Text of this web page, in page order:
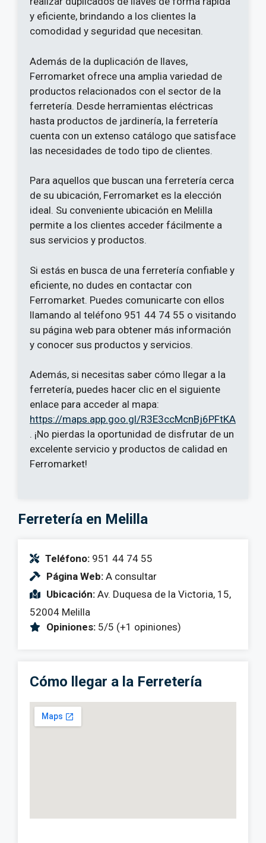
y eficiente, brindando a los clientes la
comodidad y seguridad que necesitan.
Además de la duplicación de llaves,
Ferromarket ofrece una amplia variedad de
productos relacionados con el sector de la
ferretería. Desde herramientas eléctricas
hasta productos de jardinería, la ferretería
cuenta con un extenso catálogo que satisface
las necesidades de todo tipo de clientes.
Para aquellos que buscan una ferretería cerca
de su ubicación, Ferromarket es la elección
ideal. Su conveniente ubicación en Melilla
permite a los clientes acceder fácilmente a
sus servicios y productos.
Si estás en busca de una ferretería confiable y
eficiente, no dudes en contactar con
Ferromarket. Puedes comunicarte con ellos
llamando al teléfono 951 44 74 55 o visitando
su página web para obtener más información
y conocer sus productos y servicios.
Además, si necesitas saber cómo llegar a la
ferretería, puedes hacer clic en el siguiente
enlace para acceder al mapa:
https://maps.app.goo.gl/R3E3ccMcnBj6PFtKA
. ¡No pierdas la oportunidad de disfrutar de un
excelente servicio y productos de calidad en
Ferromarket!
Ferretería en Melilla
Teléfono: 951 44 74 55
Página Web: A consultar
Ubicación: Av. Duquesa de la Victoria, 15,
52004 Melilla
Opiniones: 5/5 (+1 opiniones)
Cómo llegar a la Ferretería